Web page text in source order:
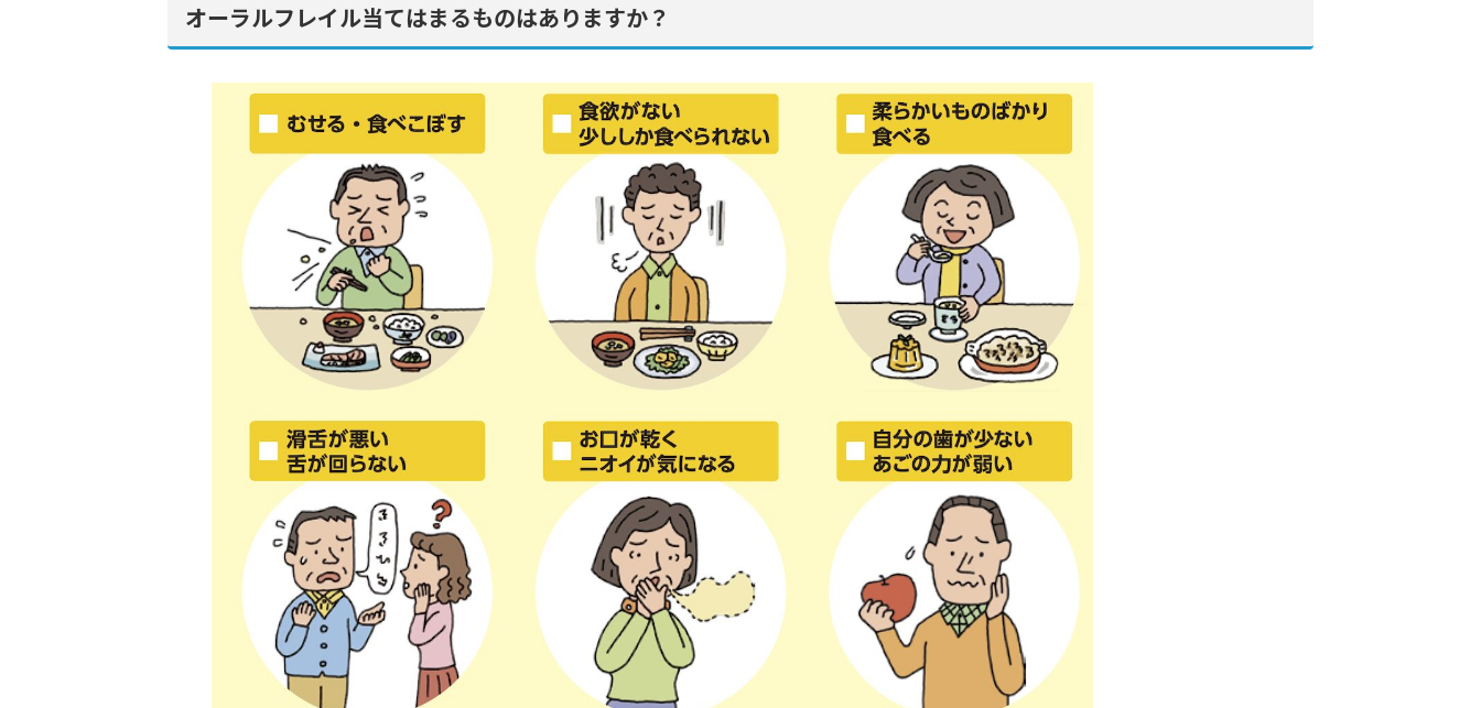
オーラルフレイル当てはまるものはありますか？